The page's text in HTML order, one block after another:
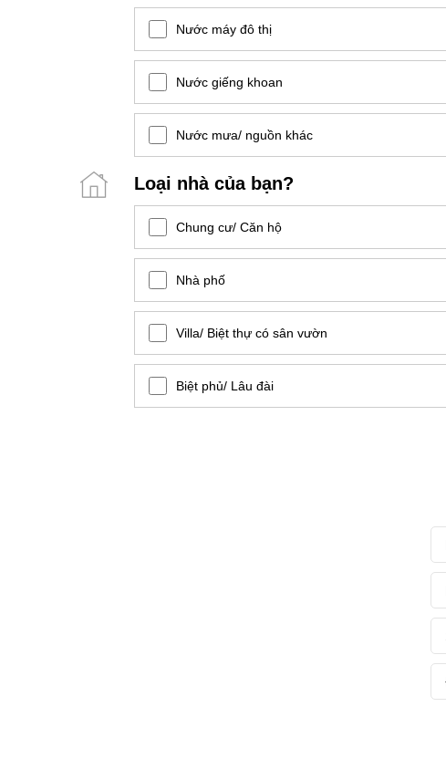
Nước máy đô thị
Nước giếng khoan
Nước mưa/ nguồn khác
Loại nhà của bạn?
Chung cư/ Căn hộ
Nhà phố
Villa/ Biệt thự có sân vườn
Biệt phủ/ Lâu đài